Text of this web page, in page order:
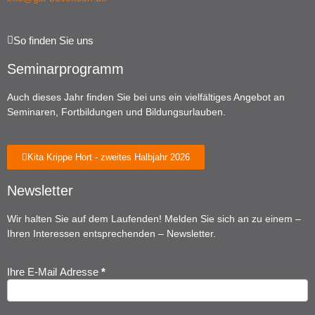
So finden Sie uns
Seminarprogramm
Auch dieses Jahr finden Sie bei uns ein vielfältiges Angebot an
Seminaren, Fortbildungen und Bildungsurlauben.
Kita Krippe Hort - zweites Halbjahr 2026
Newsletter
Wir halten Sie auf dem Laufenden! Melden Sie sich an zu einem –
Ihren Interessen entsprechenden – Newsletter.
Newsletter
Anmeldung
Ihre E-Mail Adresse *